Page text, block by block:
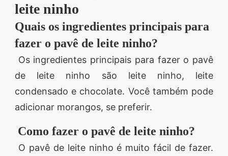
leite ninho
Quais os ingredientes principais para
fazer o pavê de leite ninho?
Os ingredientes principais para fazer o pavê
de leite ninho são leite ninho, leite
condensado e chocolate. Você também pode
adicionar morangos, se preferir.
Como fazer o pavê de leite ninho?
O pavê de leite ninho é muito fácil de fazer.